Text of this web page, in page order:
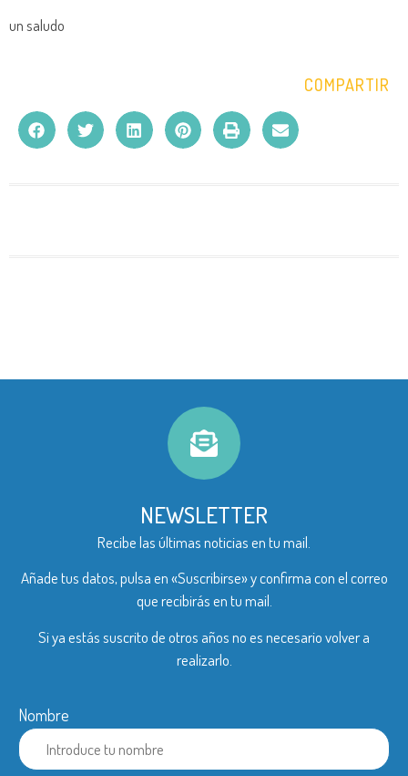
un saludo
COMPARTIR
NEWSLETTER
Recibe las últimas noticias en tu mail.
Añade tus datos, pulsa en «Suscribirse» y confirma con el correo
que recibirás en tu mail.
Si ya estás suscrito de otros años no es necesario volver a
realizarlo.
Nombre